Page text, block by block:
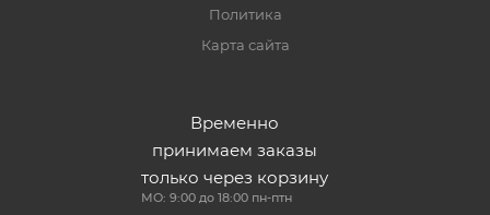
Политика
Карта сайта
Временно
принимаем заказы
только через корзину
МО: 9:00 до 18:00 пн-птн